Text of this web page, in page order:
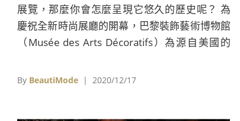
展覽，那麼你會怎麼呈現它悠久的歷史呢？ 為
慶祝全新時尚展廳的開幕，巴黎裝飾藝術博物館
（Musée des Arts Décoratifs）為源自美國的
（Harper＇s Bazaar: First in Fashion）的特
By BeautiMode | 2020/12/17